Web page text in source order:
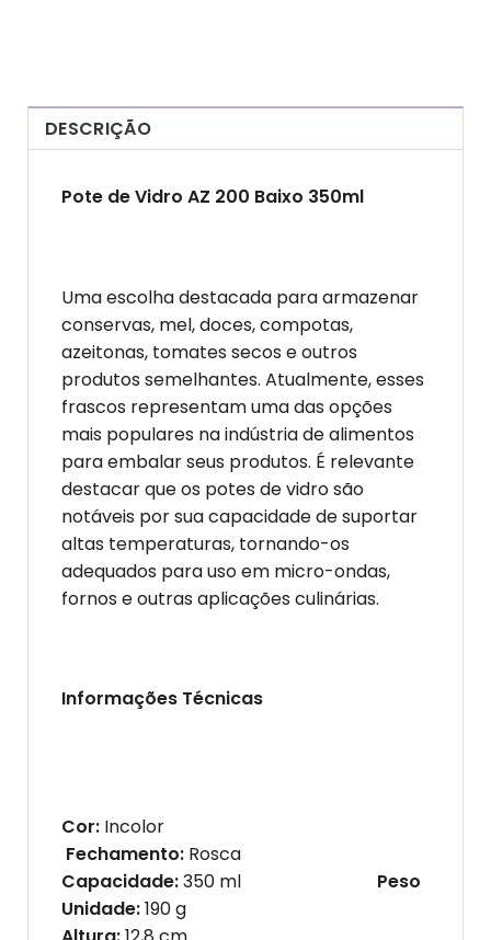
DESCRIÇÃO
Pote de Vidro AZ 200 Baixo 350ml
Uma escolha destacada para armazenar
conservas, mel, doces, compotas,
azeitonas, tomates secos e outros
produtos semelhantes. Atualmente, esses
frascos representam uma das opções
mais populares na indústria de alimentos
para embalar seus produtos. É relevante
destacar que os potes de vidro são
notáveis por sua capacidade de suportar
altas temperaturas, tornando-os
adequados para uso em micro-ondas,
fornos e outras aplicações culinárias.
Informações Técnicas
Cor: Incolor
Fechamento: Rosca
Capacidade:350 ml Peso
Unidade:190 g